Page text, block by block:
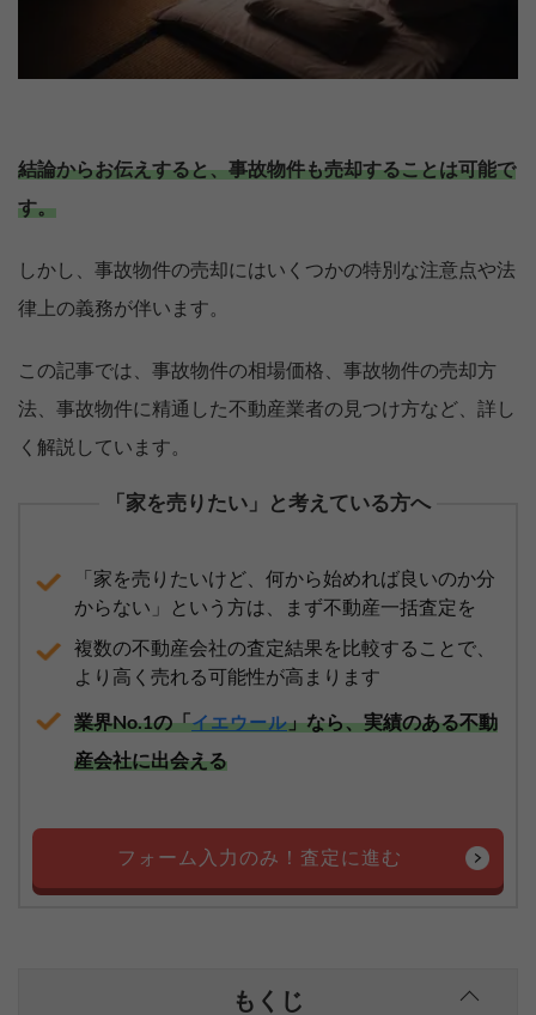
結論からお伝えすると、事故物件も売却することは可能で
す。
しかし、事故物件の売却にはいくつかの特別な注意点や法
律上の義務が伴います。
この記事では、事故物件の相場価格、事故物件の売却方
法、事故物件に精通した不動産業者の見つけ方など、詳し
く解説しています。
「家を売りたい」と考えている方へ
「家を売りたいけど、何から始めれば良いのか分
からない」という方は、まず不動産一括査定を
複数の不動産会社の査定結果を比較することで、
より高く売れる可能性が高まります
業界No.1の「イエウール」なら、実績のある不動
産会社に出会える
フォーム入力のみ！査定に進む
もくじ